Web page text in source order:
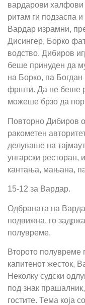
вардарови халфови
ритам ги подзаспа
Вардар израмни,
Дисингер, Борко
водство. Дибиров
беше принуден да
на Борко, па
фршти. Да не беше
можеше брзо да
Повторно Дибиров
ракометен
делуваше на
унгарски ресторан,
кантања, мањана,
15-12 за Вардар.
Одбраната на
подвижна, го
полувреме.
Второто полувреме
капитенот жесток,
Неколку судски
под знак
гостите. Тема која